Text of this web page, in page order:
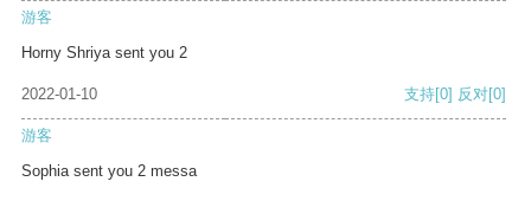
游客
Horny Shriya sent you 2
2022-01-10 支持[0] 反对[0]
游客
Sophia sent you 2 messa